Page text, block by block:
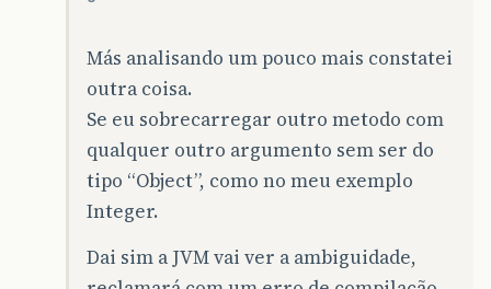
Más analisando um pouco mais constatei
outra coisa.
Se eu sobrecarregar outro metodo com
qualquer outro argumento sem ser do
tipo “Object”, como no meu exemplo
Integer.
Dai sim a JVM vai ver a ambiguidade,